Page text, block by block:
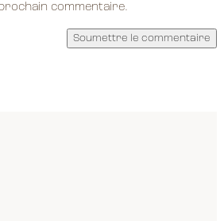
commentaire.
Soumettre le commentaire